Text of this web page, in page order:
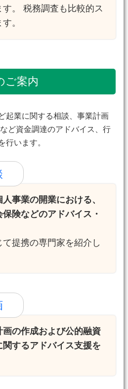
。 税務調査も比較的ス
。
ご案内
起業に関する相談、事業計画
ど資金調達のアドバイス、行
行います。
事業の開業における、
険などのアドバイス・
て提携の専門家を紹介し
の作成および公的融資
するアドバイス支援を